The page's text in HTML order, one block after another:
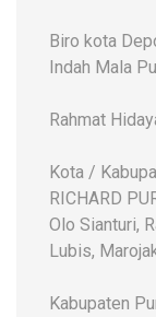
Biro kota
Indah Mala
Rahmat
Kota /
RICHARD
Olo Sianturi,
Lubis,
Kabupaten